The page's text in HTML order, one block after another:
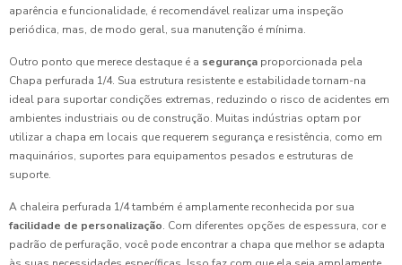
aparência e funcionalidade, é recomendável realizar uma inspeção
periódica, mas, de modo geral, sua manutenção é mínima.
Outro ponto que merece destaque é a segurança proporcionada pela
Chapa perfurada 1/4. Sua estrutura resistente e estabilidade tornam-na
ideal para suportar condições extremas, reduzindo o risco de acidentes em
ambientes industriais ou de construção. Muitas indústrias optam por
utilizar a chapa em locais que requerem segurança e resistência, como em
maquinários, suportes para equipamentos pesados e estruturas de
suporte.
A chaleira perfurada 1/4 também é amplamente reconhecida por sua
facilidade de personalização. Com diferentes opções de espessura, cor e
padrão de perfuração, você pode encontrar a chapa que melhor se adapta